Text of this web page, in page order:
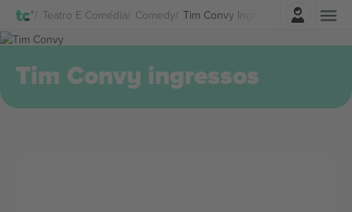
Teatro E Comédia Comedy Tim Convy Ingressos
Entrar
Tim Convy ingressos